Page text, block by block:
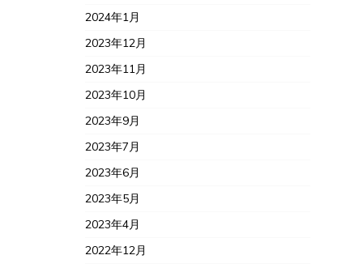
2024年1月
2023年12月
2023年11月
2023年10月
2023年9月
2023年7月
2023年6月
2023年5月
2023年4月
2022年12月